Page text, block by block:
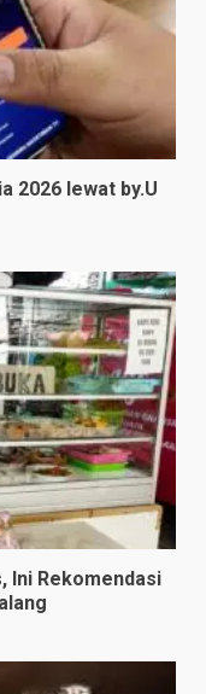
2026 lewat by.U
Ini Rekomendasi